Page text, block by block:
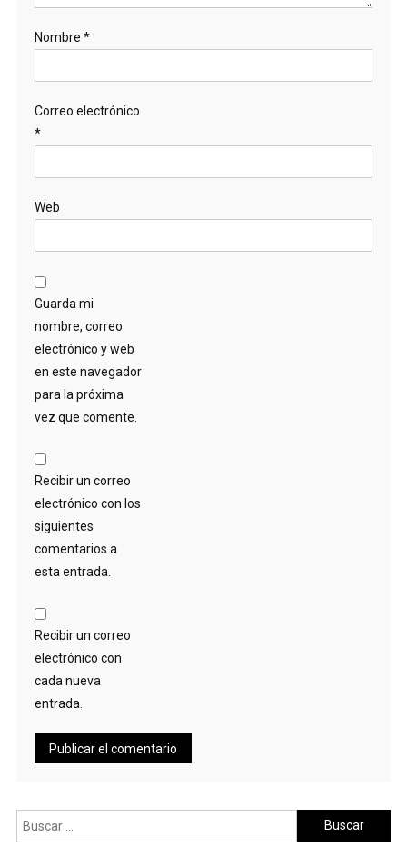
Nombre *
Correo electrónico
*
Web
Guarda mi
nombre, correo
electrónico y web
en este navegador
para la próxima
vez que comente.
Recibir un correo
electrónico con los
siguientes
comentarios a
esta entrada.
Recibir un correo
electrónico con
cada nueva
entrada.
Buscar: